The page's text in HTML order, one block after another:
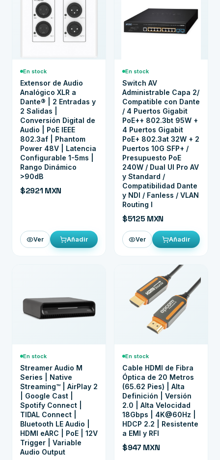
En stock
Extensor de Audio
Analógico XLR a
Dante® | 2 Entradas y
2 Salidas |
Conversión Digital de
Audio | PoE IEEE
802.3af | Phantom
Power 48V | Latencia
Configurable 1-5ms |
Rango Dinámico
>90dB
$2921 MXN
Ver Añadir
En stock
Switch AV
Administrable Capa 2/
Compatible con Dante
/ 4 Puertos Gigabit
PoE++ 802.3bt 95W +
4 Puertos Gigabit
PoE+ 802.3at 32W + 2
Puertos 10G SFP+ /
Presupuesto PoE
240W / Dual UI Pro AV
y Standard /
Compatibilidad Dante
y NDI / Fanless / VLAN
Routing I
$5125 MXN
Ver Añadir
En stock
Streamer Audio M
Series | Native
Streaming™ | AirPlay 2
| Google Cast |
Spotify Connect |
TIDAL Connect |
Bluetooth LE Audio |
HDMI eARC | PoE | 12V
Trigger | Variable
Audio Output
En stock
Cable HDMI de Fibra
Óptica de 20 Metros
(65.62 Pies) | Alta
Definición | Versión
2.0 | Alta Velocidad
18Gbps | 4K@60Hz |
HDCP 2.2 | Resistente
a EMI y RFI
$947 MXN